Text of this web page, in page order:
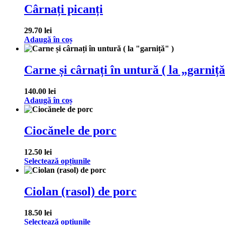
Cârnați picanți
29.70 lei
Adaugă în coș
Carne și cârnați în untură ( la
140.00 lei
Adaugă în coș
Ciocănele de porc
12.50 lei
Selectează opțiunile
Ciolan (rasol) de porc
18.50 lei
Selectează opțiunile